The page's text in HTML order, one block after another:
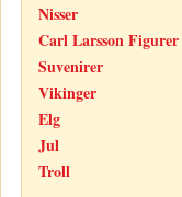
Nisser
Carl Larsson Figurer
Suvenirer
Vikinger
Elg
Jul
Troll